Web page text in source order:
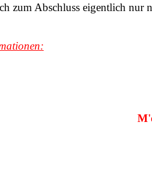
zum Abschluss eigentlich nur